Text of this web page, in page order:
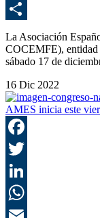
La Asociación
COCEMFE), entidad
sábado 17 de
16 Dic 2022
AMES inicia este